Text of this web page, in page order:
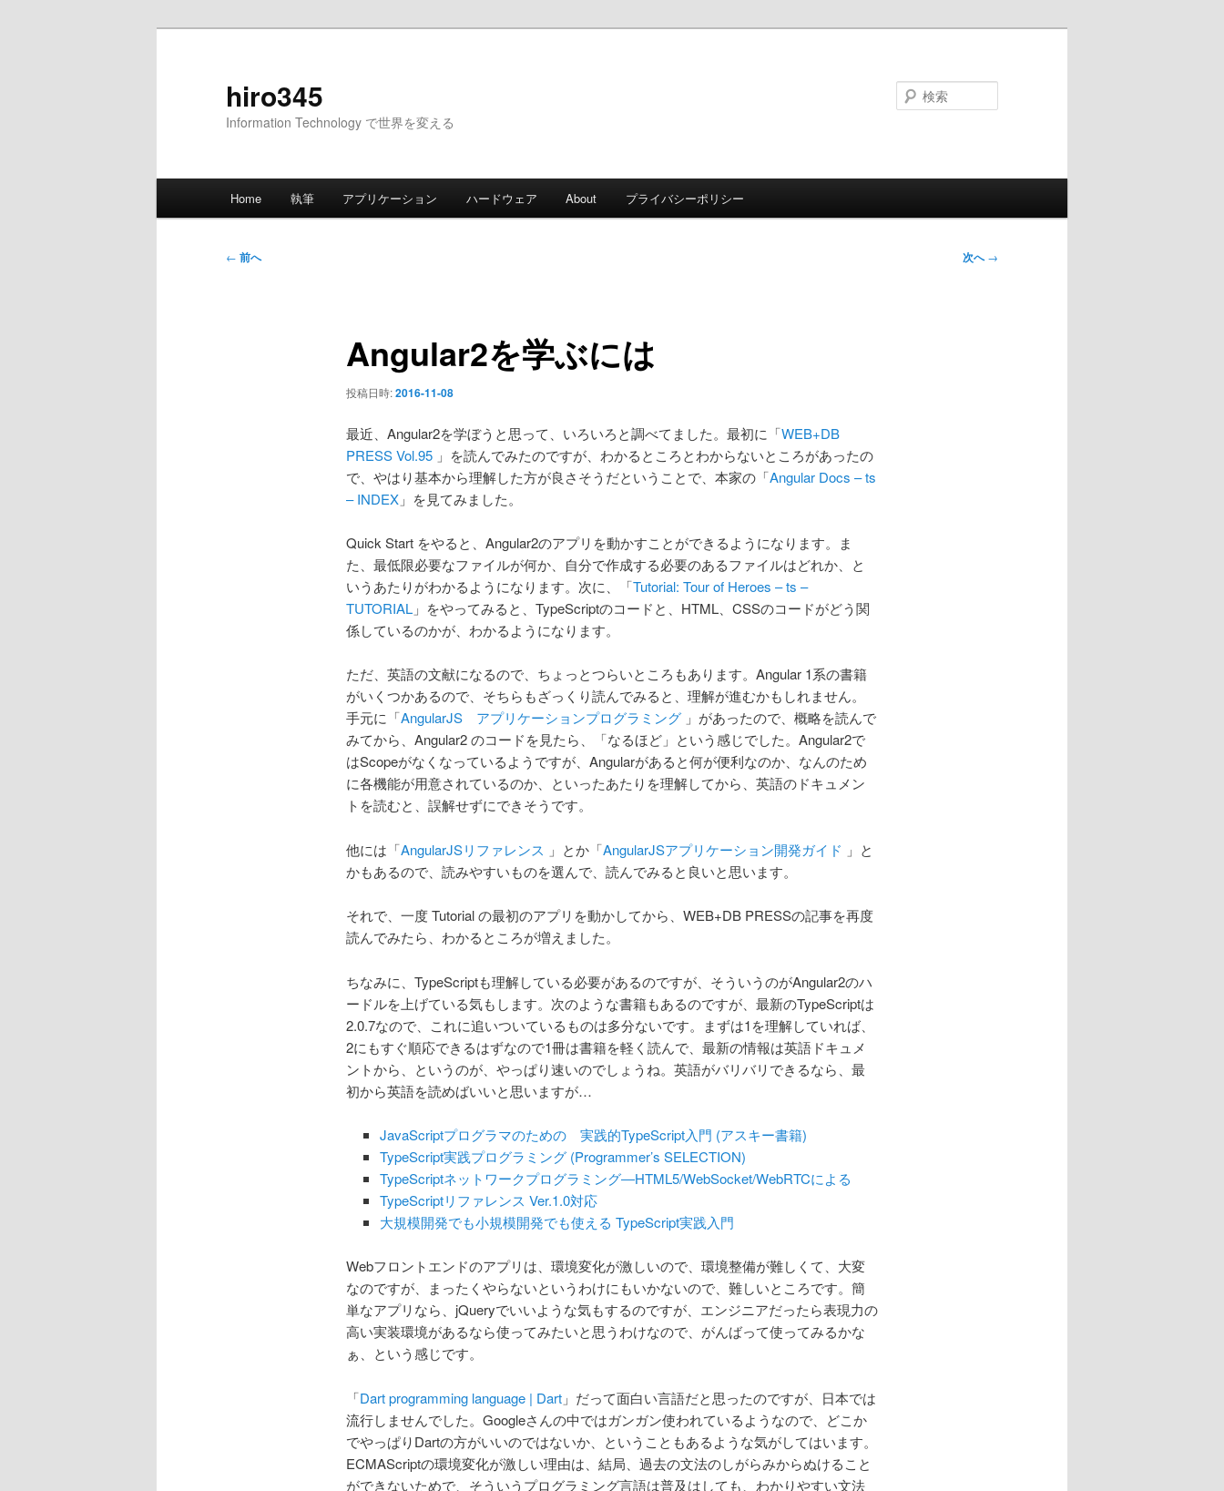
hiro345
Information Technology で世界を変える
Home 執筆 アプリケーション ハードウェア About プライバシーポリシー
投
← 前へ 次へ→
Angular2を学ぶには
投稿日時:2016-11-08
最近、Angular2を学ぼうと思って、いろいろと調べてました。最初に「WEB+DB
PRESS Vol.95 」を読んでみたのですが、わかるところとわからないところがあったの
で、やはり基本から理解した方が良さそうだということで、本家の「Angular Docs – ts
– INDEX」を見てみました。
Quick Start をやると、Angular2のアプリを動かすことができるようになります。ま
た、最低限必要なファイルが何か、自分で作成する必要のあるファイルはどれか、と
いうあたりがわかるようになります。次に、「Tutorial: Tour of Heroes – ts –
TUTORIAL」をやってみると、TypeScriptのコードと、HTML、CSSのコードがどう関
係しているのかが、わかるようになります。
ただ、英語の文献になるので、ちょっとつらいところもあります。Angular 1系の書籍
がいくつかあるので、そちらもざっくり読んでみると、理解が進むかもしれません。
手元に「AngularJS アプリケーションプログラミング 」があったので、概略を読んで
みてから、Angular2 のコードを見たら、「なるほど」という感じでした。Angular2で
はScopeがなくなっているようですが、Angularがあると何が便利なのか、なんのため
に各機能が用意されているのか、といったあたりを理解してから、英語のドキュメン
トを読むと、誤解せずにできそうです。
他には「AngularJSリファレンス 」とか「AngularJSアプリケーション開発ガイド 」と
かもあるので、読みやすいものを選んで、読んでみると良いと思います。
それで、一度 Tutorial の最初のアプリを動かしてから、WEB+DB PRESSの記事を再度
読んでみたら、わかるところが増えました。
ちなみに、TypeScriptも理解している必要があるのですが、そういうのがAngular2のハ
ードルを上げている気もします。次のような書籍もあるのですが、最新のTypeScriptは
2.0.7なので、これに追いついているものは多分ないです。まずは1を理解していれば、
2にもすぐ順応できるはずなので1冊は書籍を軽く読んで、最新の情報は英語ドキュメ
ントから、というのが、やっぱり速いのでしょうね。英語がバリバリできるなら、最
初から英語を読めばいいと思いますが…
JavaScriptプログラマのための 実践的TypeScript入門 (アスキー書籍)
TypeScript実践プログラミング (Programmer’s SELECTION)
TypeScriptネットワークプログラミング―HTML5/WebSocket/WebRTCによる
TypeScriptリファレンス Ver.1.0対応
大規模開発でも小規模開発でも使える TypeScript実践入門
Webフロントエンドのアプリは、環境変化が激しいので、環境整備が難しくて、大変
なのですが、まったくやらないというわけにもいかないので、難しいところです。簡
単なアプリなら、jQueryでいいような気もするのですが、エンジニアだったら表現力の
高い実装環境があるなら使ってみたいと思うわけなので、がんばって使ってみるかな
ぁ、という感じです。
「Dart programming language | Dart」だって面白い言語だと思ったのですが、日本では
流行しませんでした。Googleさんの中ではガンガン使われているようなので、どこか
でやっぱりDartの方がいいのではないか、ということもあるような気がしてはいます。
ECMAScriptの環境変化が激しい理由は、結局、過去の文法のしがらみからぬけること
ができないためで、そういうプログラミング言語は普及はしても、わかりやすい文法